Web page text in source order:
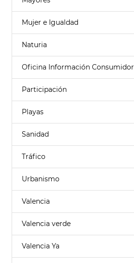
Mujer e Igualdad
Naturia
Oficina Información Consumidor
Participación
Playas
Sanidad
Tráfico
Urbanismo
Valencia
Valencia verde
Valencia Ya